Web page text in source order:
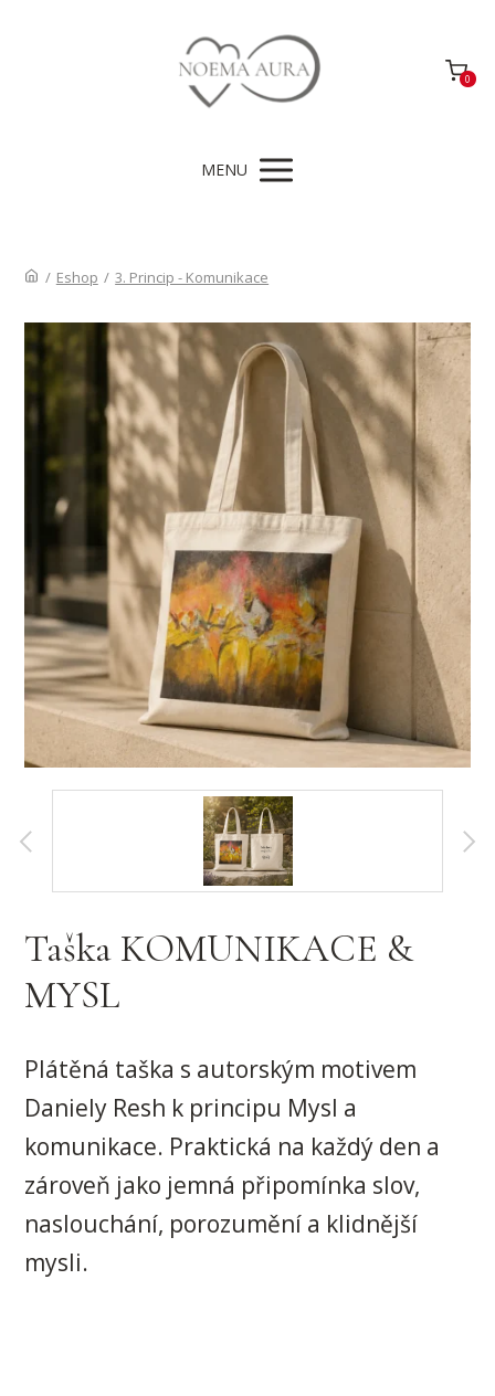
0
MENU
/ Eshop / 3. Princip - Komunikace
Taška KOMUNIKACE &
MYSL
Plátěná taška s autorským motivem
Daniely Resh k principu Mysl a
komunikace. Praktická na každý den a
zároveň jako jemná připomínka slov,
naslouchání, porozumění a klidnější
mysli.